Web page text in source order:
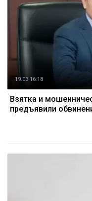
19.03 16:18
Взятка и
предъявили